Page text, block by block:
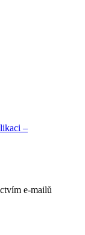
–
e-mailů